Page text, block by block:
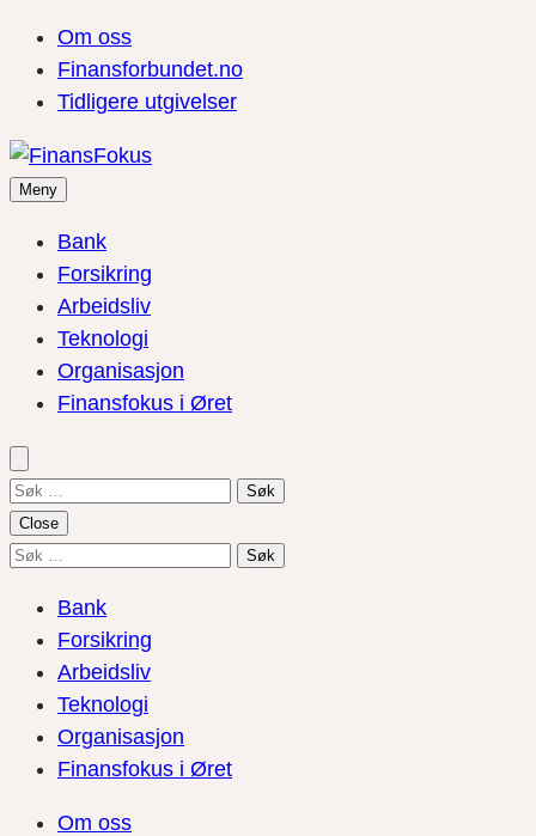
Om oss
Finansforbundet.no
Tidligere utgivelser
Meny
Bank
Forsikring
Arbeidsliv
Teknologi
Organisasjon
Finansfokus i Øret
Søk
etter:
Close
Søk
Bank
Forsikring
Arbeidsliv
Teknologi
Organisasjon
Finansfokus i Øret
Om oss